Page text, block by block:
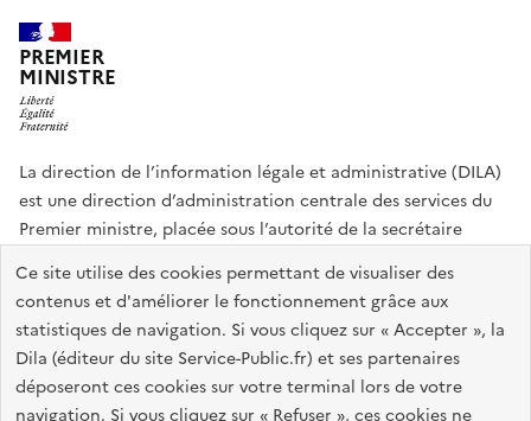
Ce site utilise des cookies permettant de visualiser des
contenus et d'améliorer le fonctionnement grâce aux
statistiques de navigation. Si vous cliquez sur « Accepter », la
Dila (éditeur du site Service-Public.fr) et ses partenaires
déposeront ces cookies sur votre terminal lors de votre
navigation. Si vous cliquez sur « Refuser », ces cookies ne
PREMIER
MINISTRE
La direction de l’information légale et administrative (DILA)
est une direction d’administration centrale des services du
Premier ministre, placée sous l’autorité de la secrétaire
info.gouv.fr
assemblee-nationale.fr
sénat.fr
Répertoire des informations publiques